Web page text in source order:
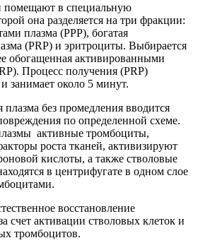
в специальную
она разделяется на три фракции:
плазма (PPP), богатая
(PRP) и эритроциты. Выбирается
обогащенная активированными
Процесс получения (PRP)
занимает около 5 минут.
плазма без промедления вводится
по определенной схеме.
активные тромбоциты,
роста тканей, активизируют
кислоты, а также стволовые
в центрифугате в одном слое
восстановление
счет активации стволовых клеток и
тромбоцитов.